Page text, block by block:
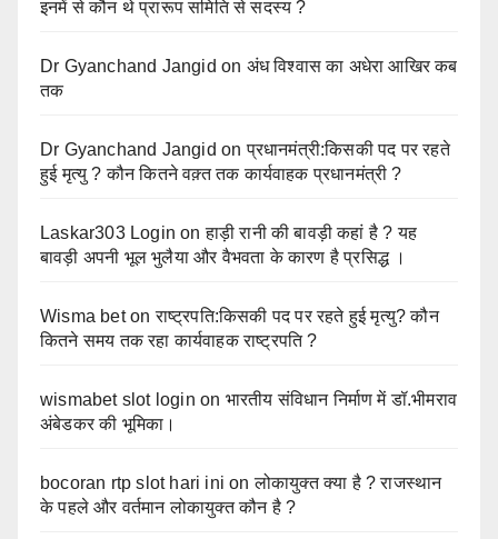
इनमें से कौन थे प्रारूप समिति से सदस्य ?
Dr Gyanchand Jangid on अंध विश्वास का अधेरा आखिर कब
तक
Dr Gyanchand Jangid onप्रधानमंत्री:किसकी पद पर रहते
हुई मृत्यु ? कौन कितने वक़्त तक कार्यवाहक प्रधानमंत्री ?
Laskar303 Login onहाड़ी रानी की बावड़ी कहां है ? यह
बावड़ी अपनी भूल भुलैया और वैभवता के कारण है प्रसिद्ध ।
Wisma betonराष्ट्रपति:किसकी पद पर रहते हुई मृत्यु? कौन
कितने समय तक रहा कार्यवाहक राष्ट्रपति ?
wismabet slot login on भारतीय संविधान निर्माण में डॉ.भीमराव
अंबेडकर की भूमिका।
bocoran rtp slot hari ini onलोकायुक्त क्या है ? राजस्थान
के पहले और वर्तमान लोकायुक्त कौन है ?